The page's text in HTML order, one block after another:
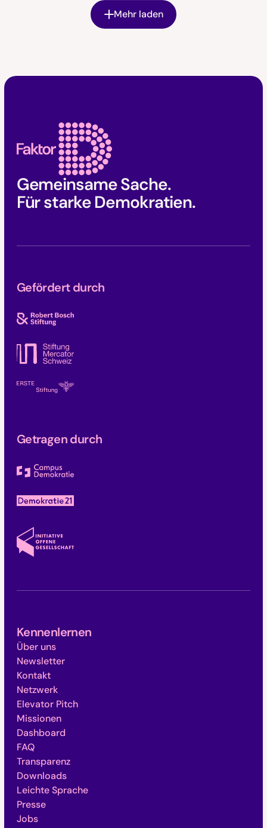
Mehr laden
Faktor D Footer
Gemeinsame Sache.
Für starke Demokratien.
Gefördert durch
Getragen durch
Kennenlernen
Über uns
Newsletter
Kontakt
Netzwerk
Elevator Pitch
Missionen
Dashboard
FAQ
Transparenz
Downloads
Leichte Sprache
Presse
Jobs